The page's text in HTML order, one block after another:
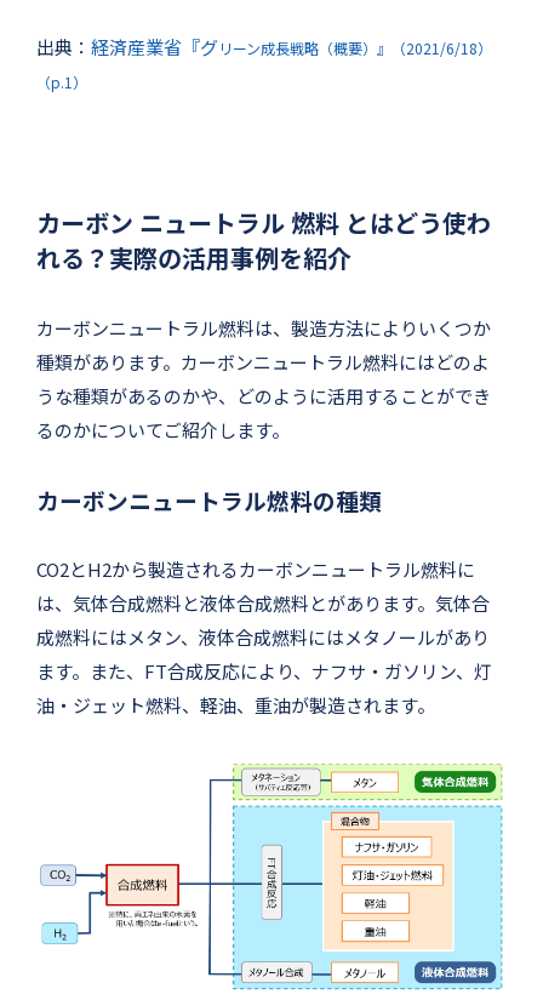
出典： 経済産業省『グリーン成長戦略（概要）』（2021/6/18）
（p.1）
カーボン ニュートラル 燃料 とはどう使わ
れる？実際の活用事例を紹介
カーボンニュートラル燃料は、製造方法によりいくつか
種類があります。カーボンニュートラル燃料にはどのよ
うな種類があるのかや、どのように活用することができ
るのかについてご紹介します。
カーボンニュートラル燃料の種類
CO2とH2から製造されるカーボンニュートラル燃料に
は、気体合成燃料と液体合成燃料とがあります。気体合
成燃料にはメタン、液体合成燃料にはメタノールがあり
ます。また、FT合成反応により、ナフサ・ガソリン、灯
油・ジェット燃料、軽油、重油が製造されます。